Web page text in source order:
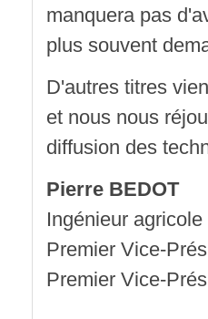
manquera pas
plus souvent
D'autres titres
et nous nous
diffusion des
Pierre BEDOT
Ingénieur
Premier Vice-
Premier Vice-